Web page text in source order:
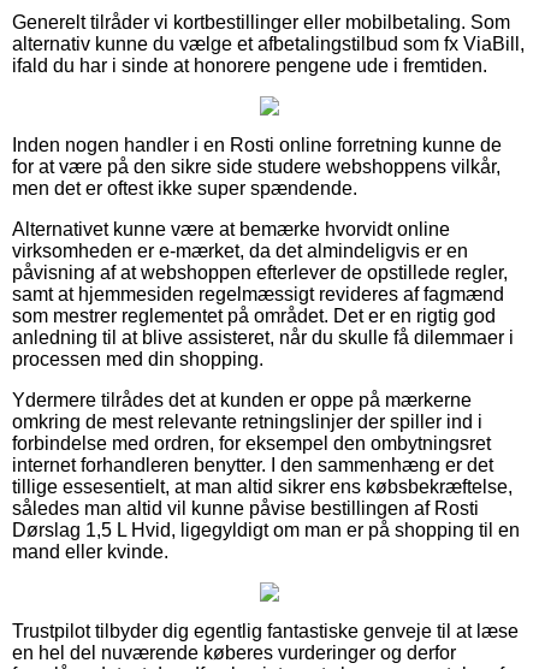
Generelt tilråder vi kortbestillinger eller mobilbetaling. Som
alternativ kunne du vælge et afbetalingstilbud som fx ViaBill,
ifald du har i sinde at honorere pengene ude i fremtiden.
Inden nogen handler i en Rosti online forretning kunne de
for at være på den sikre side studere webshoppens vilkår,
men det er oftest ikke super spændende.
Alternativet kunne være at bemærke hvorvidt online
virksomheden er e-mærket, da det almindeligvis er en
påvisning af at webshoppen efterlever de opstillede regler,
samt at hjemmesiden regelmæssigt revideres af fagmænd
som mestrer reglementet på området. Det er en rigtig god
anledning til at blive assisteret, når du skulle få dilemmaer i
processen med din shopping.
Ydermere tilrådes det at kunden er oppe på mærkerne
omkring de mest relevante retningslinjer der spiller ind i
forbindelse med ordren, for eksempel den ombytningsret
internet forhandleren benytter. I den sammenhæng er det
tillige essesentielt, at man altid sikrer ens købsbekræftelse,
således man altid vil kunne påvise bestillingen af Rosti
Dørslag 1,5 L Hvid, ligegyldigt om man er på shopping til en
mand eller kvinde.
Trustpilot tilbyder dig egentlig fantastiske genveje til at læse
en hel del nuværende køberes vurderinger og derfor